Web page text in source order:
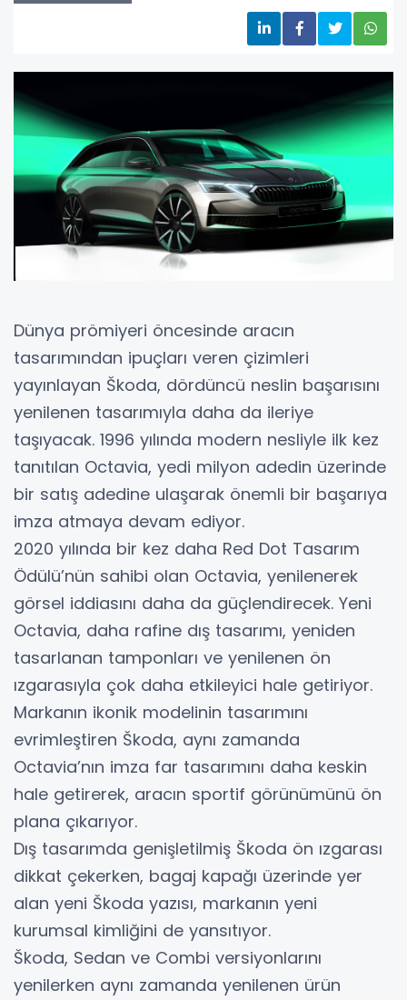
Dünya prömiyeri öncesinde aracın
tasarımından ipuçları veren çizimleri
yayınlayan Škoda, dördüncü neslin başarısını
yenilenen tasarımıyla daha da ileriye
taşıyacak. 1996 yılında modern nesliyle ilk kez
tanıtılan Octavia, yedi milyon adedin üzerinde
bir satış adedine ulaşarak önemli bir başarıya
imza atmaya devam ediyor.
2020 yılında bir kez daha Red Dot Tasarım
Ödülü’nün sahibi olan Octavia, yenilenerek
görsel iddiasını daha da güçlendirecek. Yeni
Octavia, daha rafine dış tasarımı, yeniden
tasarlanan tamponları ve yenilenen ön
ızgarasıyla çok daha etkileyici hale getiriyor.
Markanın ikonik modelinin tasarımını
evrimleştiren Škoda, aynı zamanda
Octavia’nın imza far tasarımını daha keskin
hale getirerek, aracın sportif görünümünü ön
plana çıkarıyor.
Dış tasarımda genişletilmiş Škoda ön ızgarası
dikkat çekerken, bagaj kapağı üzerinde yer
alan yeni Škoda yazısı, markanın yeni
kurumsal kimliğini de yansıtıyor.
Škoda, Sedan ve Combi versiyonlarını
yenilerken aynı zamanda yenilenen ürün